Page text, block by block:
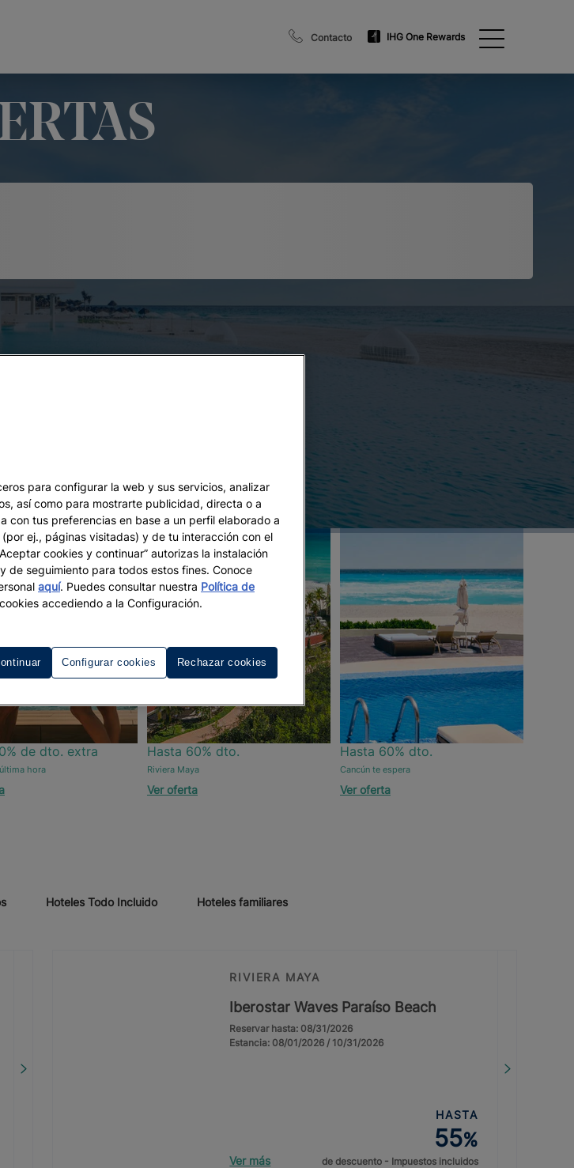
Contacto IHG One Rewards
de dto. extra
hora
Hasta 60% dto.
Riviera Maya
Ver oferta
Hasta 60% dto.
Cancún te espera
Ver oferta
Hoteles Todo Incluido Hoteles familiares
RIVIERA MAYA
Iberostar Waves Paraíso Beach
Reservar hasta: 08/31/2026
Estancia: 08/01/2026 / 10/31/2026
Ver más
HASTA
55%
de descuento - Impuestos incluidos
para configurar la web y sus servicios, analizar
así como para mostrarte publicidad, directa o a
con tus preferencias en base a un perfil elaborado a
ej., páginas visitadas) y de tu interacción con el
cookies y continuar” autorizas la instalación
de seguimiento para todos estos fines. Conoce
aquí. Puedes consultar nuestra Política de
accediendo a la Configuración.
Configurar cookies Rechazar cookies